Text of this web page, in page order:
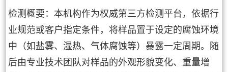
检测概要：本机构作为权威第三方检测平台，依据行
业规范或客户指定条件，将样品置于设定的腐蚀环境
中（如盐雾、湿热、气体腐蚀等）暴露一定周期。随
后由专业技术团队对样品的外观形貌变化、重量增